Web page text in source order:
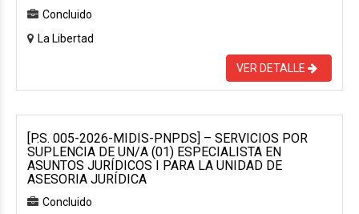
Concluido
La Libertad
VER DETALLE
[P.S. 005-2026-MIDIS-PNPDS] – SERVICIOS POR
SUPLENCIA DE UN/A (01) ESPECIALISTA EN
ASUNTOS JURÍDICOS I PARA LA UNIDAD DE
ASESORIA JURÍDICA
Concluido